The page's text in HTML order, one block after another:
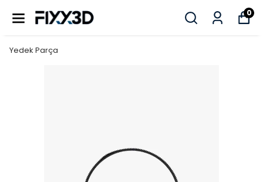
0
Yedek Parça